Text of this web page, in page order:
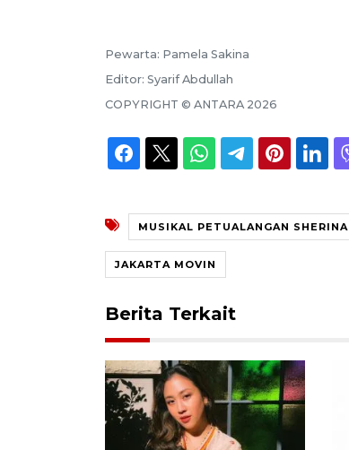
Pewarta: Pamela Sakina
Editor: Syarif Abdullah
COPYRIGHT © ANTARA 2026
MUSIKAL PETUALANGAN SHERINA
JAKARTA MOVIN
Berita Terkait